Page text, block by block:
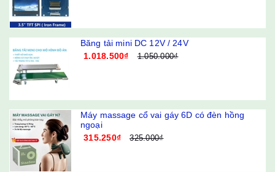
Băng tải mini DC 12V / 24V
1.018.500₫
1.050.000₫
Máy massage cổ vai gáy 6D có đèn hồng
ngoại
315.250₫
325.000₫